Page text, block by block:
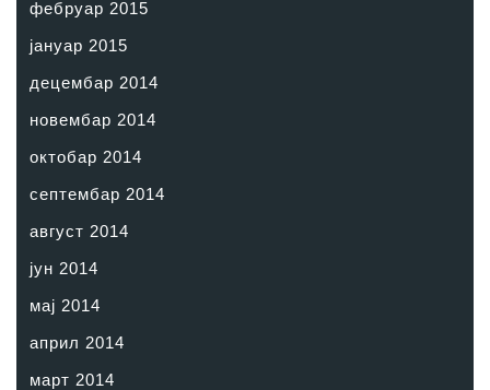
фебруар 2015
јануар 2015
децембар 2014
новембар 2014
октобар 2014
септембар 2014
август 2014
јун 2014
мај 2014
април 2014
март 2014